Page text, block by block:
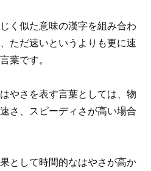
く似た意味の漢字を組み合わ
ただ速いというよりも更に速
葉です。
やさを表す言葉としては、物
さ、スピーディさが高い場合
として時間的なはやさが高か